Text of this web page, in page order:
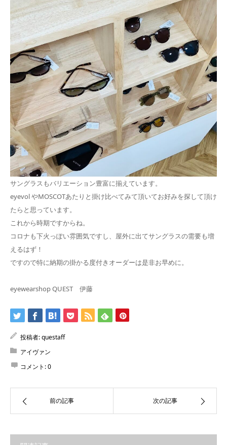
サングラスもバリエーション豊富に揃えています。
eyevol やMOSCOTあたりと掛け比べてみて頂いてお好みを探して頂け
たらと思っています。
これから時期ですからね。
コロナも下火っぽい雰囲気ですし、屋外に出てサングラスの需要も増
えるはず！
ですので特に納期の掛かる度付きオーダーは是非お早めに。
eyewearshop QUEST 伊藤
投稿者:questaff
アイヴァン
コメント:0
前の記事 次の記事